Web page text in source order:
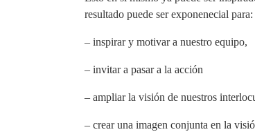
resultado puede ser exponenecial para:
– inspirar y motivar a nuestro equipo,
– invitar a pasar a la acción
– ampliar la visión de nuestros
– crear una imagen conjunta en la